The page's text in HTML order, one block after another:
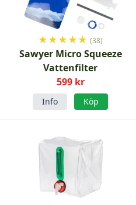
★★★★★ (38)
Sawyer Micro Squeeze
Vattenfilter
599 kr
Info Köp